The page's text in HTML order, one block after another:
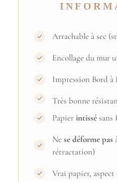
Arrachable à sec
Encollage du mur
Impression Bord à
Très bonne
Papierintissésans
Nese déforme pas
rétractation)
Vrai papier, aspect